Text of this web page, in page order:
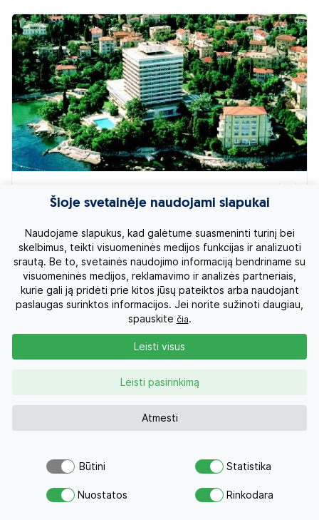
VILLA AMBASADOR 4*
Dubrovniko regionas, Kroatija
Savo svajonių atostogoms
Šioje svetainėje naudojami slapukai
Naudojame slapukus, kad galėtume suasmeninti turinį bei
skelbimus, teikti visuomeninės medijos funkcijas ir analizuoti
srautą. Be to, svetainės naudojimo informaciją bendriname su
visuomeninės medijos, reklamavimo ir analizės partneriais,
kurie gali ją pridėti prie kitos jūsų pateiktos arba naudojant
paslaugas surinktos informacijos. Jei norite sužinoti daugiau,
spauskite čia.
Atmesti
Leisti pasirinkimą
Leisti visus
Būtini Statistika
Nuostatos Rinkodara